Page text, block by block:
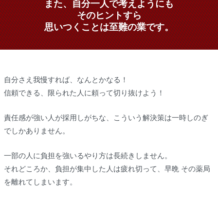
また、自分一人で考えようにも
そのヒントすら
思いつくことは至難の業です。
自分さえ我慢すれば、なんとかなる！
信頼できる、限られた人に頼って切り抜けよう！
責任感が強い人が採用しがちな、こういう解決策は一時しのぎ
でしかありません。
一部の人に負担を強いるやり方は長続きしません。
それどころか、負担が集中した人は疲れ切って、早晩 その薬局
を離れてしまいます。